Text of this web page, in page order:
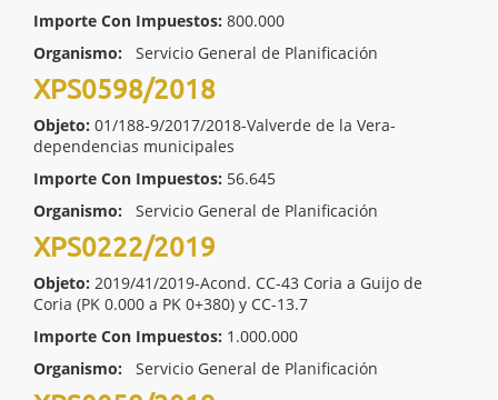
Importe Con Impuestos: 800.000
Organismo:
Servicio General de Planificación
XPS0598/2018
Objeto: 01/188-9/2017/2018-Valverde de la Vera-
dependencias municipales
Importe Con Impuestos: 56.645
Organismo:
Servicio General de Planificación
XPS0222/2019
Objeto: 2019/41/2019-Acond. CC-43 Coria a Guijo de
Coria (PK 0.000 a PK 0+380) y CC-13.7
Importe Con Impuestos: 1.000.000
Organismo:
Servicio General de Planificación